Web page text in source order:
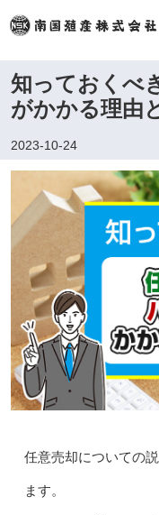
知っておくべ
がかかる理由
2023-10-24
任意売却についての
ます。